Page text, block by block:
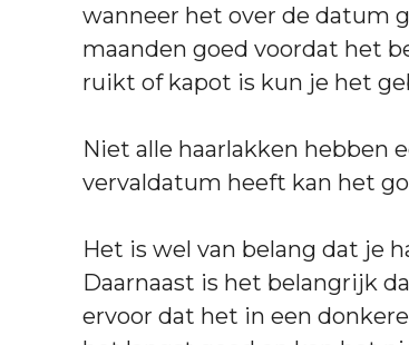
wanneer het over de datum
maanden goed voordat het
ruikt of kapot is kun je het
Niet alle haarlakken hebben
vervaldatum heeft kan het
Het is wel van belang dat je
Daarnaast is het belangrijk
ervoor dat het in een